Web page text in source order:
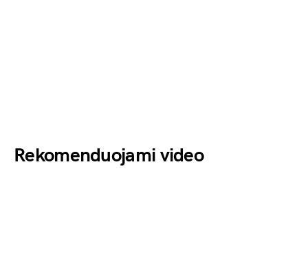
Rekomenduojami video